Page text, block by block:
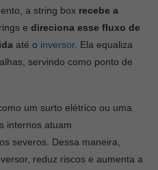
a string box recebe a
e direciona esse fluxo de
até o inversor. Ela equaliza
servindo como ponto de
um surto elétrico ou uma
internos atuam
severos. Dessa maneira,
reduz riscos e aumenta a